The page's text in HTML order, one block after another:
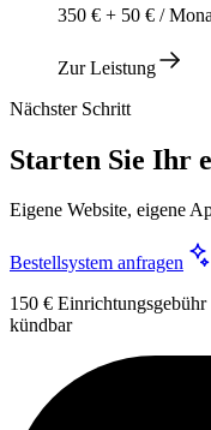
350 € + 50 € /
Zur Leistung
Nächster Schritt
Starten Sie Ihr
Eigene Website, eigene
Bestellsystem anfragen
150 € Einrichtungsgebühr
kündbar